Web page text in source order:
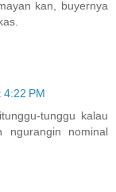
kan, buyernya
PM
tunggu kalau
ngurangin nominal